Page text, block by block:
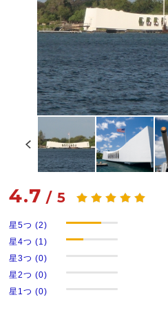
4.7 /5
星5つ (2)
星4つ (1)
星3つ (0)
星2つ (0)
星1つ (0)